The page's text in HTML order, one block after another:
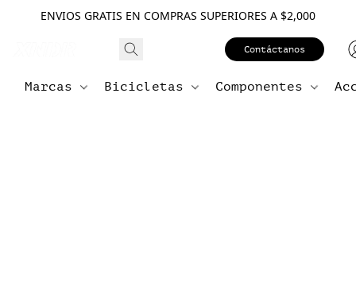
ENVIOS GRATIS EN COMPRAS SUPERIORES A $2,000
Contáctanos
Marcas Bicicletas Componentes